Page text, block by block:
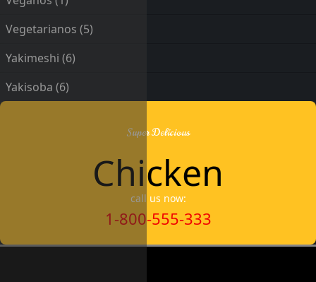
Vegetarianos (5)
Yakimeshi (6)
Yakisoba (6)
Super Delicious
Chicken
call us now:
1-800-555-333